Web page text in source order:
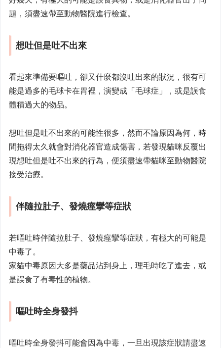
題，須盡速帶至動物醫院進行檢查。
想吐但是吐不出來
看起來準備要嘔吐，卻又什麼都沒吐出來的狀況，很有可
能是過多的毛球卡在胃裡，演變成「毛球症」，或是誤食
體積過大的物品。
想吐但是吐不出來的可能性很多，然而不論原因為何，時
間拖得太久就會對消化器官造成傷害，若發現貓咪反覆出
現想吐但是吐不出來的行為，便須盡速帶貓咪至動物醫院
接受治療。
伴隨拉肚子、發燒痙攣等症狀
若嘔吐時伴隨拉肚子、發燒痙攣等症狀，有極大的可能是
中毒了。
家貓中毒原因大多是藥品沾到身上，理毛時吃了進去，或
是誤食了有毒性的植物。
嘔吐時全身發抖
嘔吐時全身發抖可能會因為中毒，一旦出現該症狀請盡速